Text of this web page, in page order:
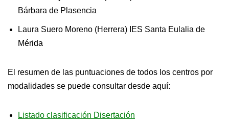
Bárbara de Plasencia
Laura Suero Moreno (Herrera) IES Santa Eulalia de
Mérida
El resumen de las puntuaciones de todos los centros por
modalidades se puede consultar desde aquí:
Listado clasificación Disertación